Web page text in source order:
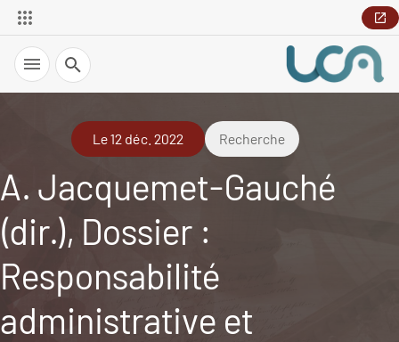
Recherche
Le 12 déc. 2022 Recherche
A. Jacquemet-Gauché
(dir.), Dossier :
Responsabilité
administrative et